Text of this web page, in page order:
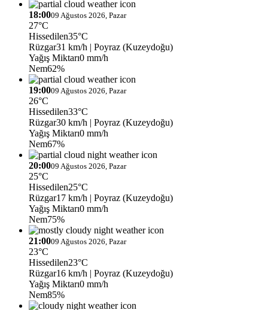
18:0009 Ağustos 2026, Pazar
27°C
Hissedilen35°C
Rüzgar31 km/h | Poyraz (Kuzeydoğu)
Yağış Miktarı0 mm/h
Nem62%
19:0009 Ağustos 2026, Pazar
26°C
Hissedilen33°C
Rüzgar30 km/h | Poyraz (Kuzeydoğu)
Yağış Miktarı0 mm/h
Nem67%
20:0009 Ağustos 2026, Pazar
25°C
Hissedilen25°C
Rüzgar17 km/h | Poyraz (Kuzeydoğu)
Yağış Miktarı0 mm/h
Nem75%
21:0009 Ağustos 2026, Pazar
23°C
Hissedilen23°C
Rüzgar16 km/h | Poyraz (Kuzeydoğu)
Yağış Miktarı0 mm/h
Nem85%